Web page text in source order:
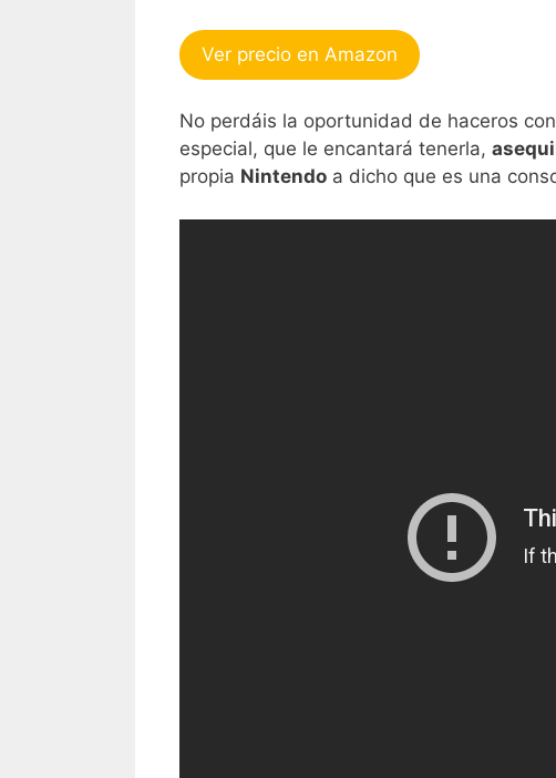
Ver precio en Amazon
No perdáis la oportunidad de haceros
especial, que le encantará tenerla,
propia Nintendo a dicho que es una